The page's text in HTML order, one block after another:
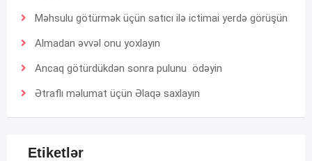
Məhsulu götürmək üçün satıcı ilə ictimai yerdə görüşün
Almadan əvvəl onu yoxlayın
Ancaq götürdükdən sonra pulunu ödəyin
Ətraflı məlumat üçün Əlaqə saxlayın
Etiketlər